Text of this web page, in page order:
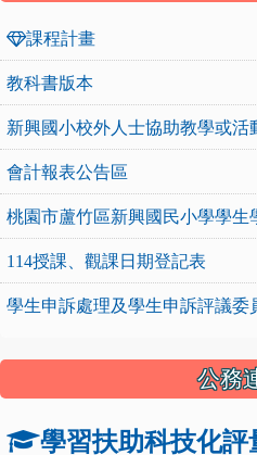
課程計畫
教科書版本
新興國小校外人士協助教學或活
會計報表公告區
桃園市蘆竹區新興國民小學學生
114授課、觀課日期登記表
學生申訴處理及學生申訴評議委
公務
學習扶助科技化評